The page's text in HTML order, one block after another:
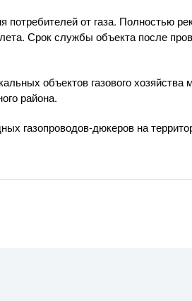
от газа. Полностью
Срок службы объекта после
объектов газового хозяйства
района.
газопроводов-дюкеров на